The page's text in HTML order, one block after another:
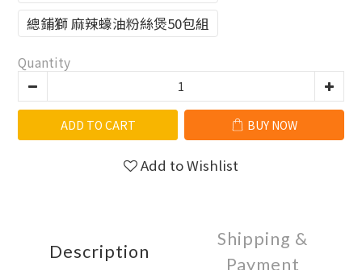
總鋪獅 麻辣蠔油粉絲煲50包組
Quantity
ADD TO CART BUY NOW
Add to Wishlist
Description
Shipping &
Payment